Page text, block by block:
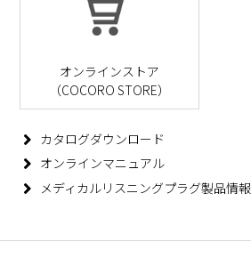
オンラインストア
（COCORO STORE）
カタログダウンロード
オンラインマニュアル
メディカルリスニングプラグ製品情報